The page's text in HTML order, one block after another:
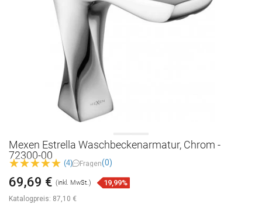
Mexen Estrella Waschbeckenarmatur, Chrom -
72300-00
(4) Fragen(0)
Katalogpreis: 87,10 €
69,69 € (inkl. MwSt.) 19,99%